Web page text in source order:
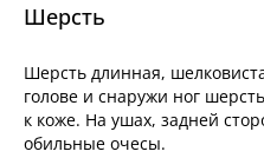
Шерсть
Шерсть длинная,
голове и снаружи ног
к коже. На ушах, задней
обильные очесы.